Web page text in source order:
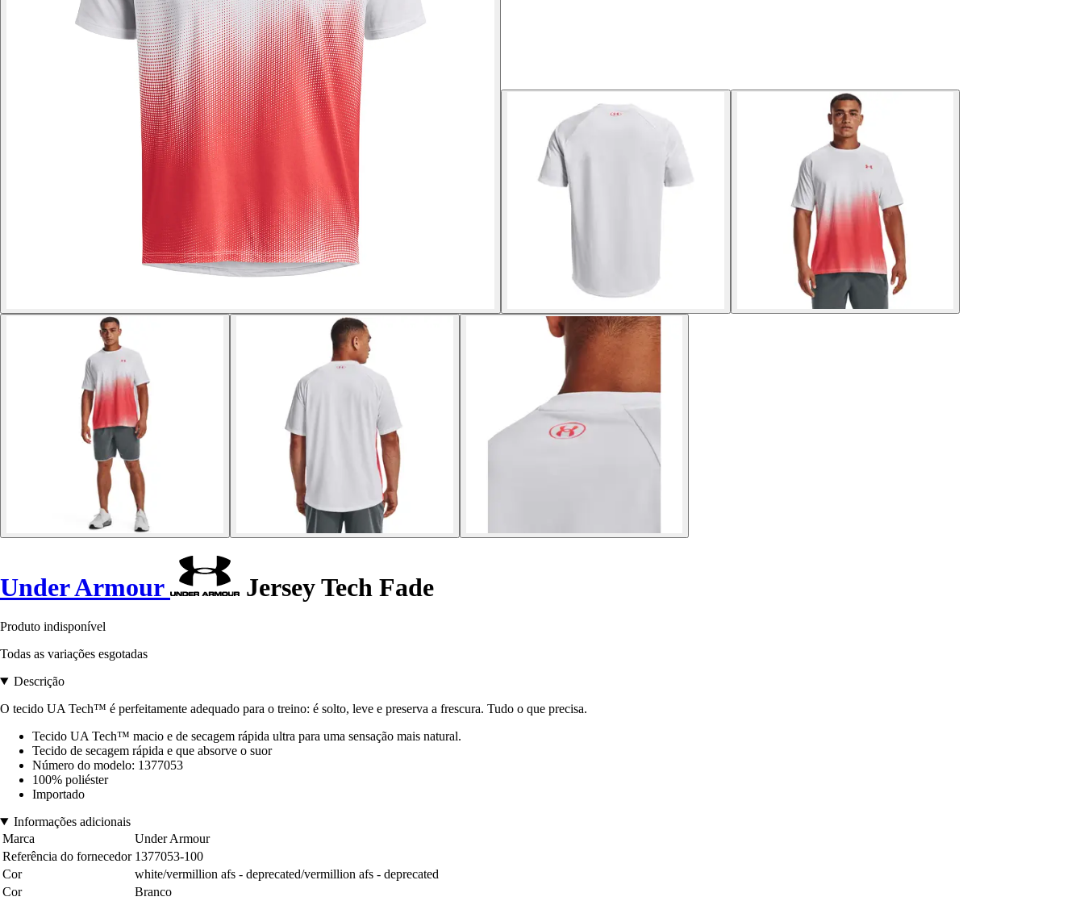
Under Armour Jersey Tech Fade
Produto indisponível
Todas as variações esgotadas
Descrição
O tecido UA Tech™ é perfeitamente adequado para o treino: é solto, leve e preserva a frescura. Tudo o que precisa.
Tecido UA Tech™ macio e de secagem rápida ultra para uma sensação mais natural.
Tecido de secagem rápida e que absorve o suor
Número do modelo: 1377053
100% poliéster
Importado
Informações adicionais
Marca
Under Armour
Referência do fornecedor 1377053-100
Cor
white/vermillion afs - deprecated/vermillion afs - deprecated
Cor
Branco